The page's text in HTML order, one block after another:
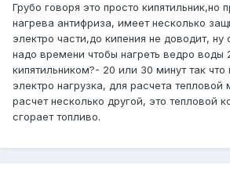
Грубо говоря это просто кипятильник,но
нагрева антифриза, имеет несколько
электро части,до кипения не доводит, ну
надо времени чтобы нагреть ведро воды
кипятильником?- 20 или 30 минут так что
электро нагрузка, для расчета
расчет несколько другой, это тепловой
сгорает топливо.